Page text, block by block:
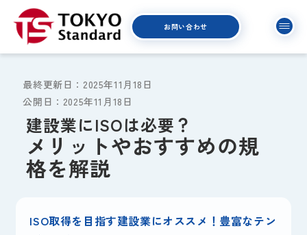
お問い合わせ
最終更新日：2025年11月18日
公開日：2025年11月18日
建設業にISOは必要？
メリットやおすすめの規
格を解説
ISO取得を目指す建設業にオススメ！豊富なテン